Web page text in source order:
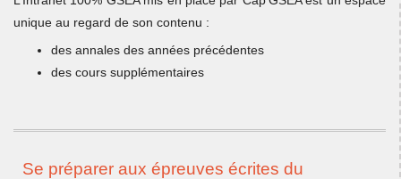
unique au regard de son contenu :
des annales des années précédentes
des cours supplémentaires
Se préparer aux épreuves écrites du